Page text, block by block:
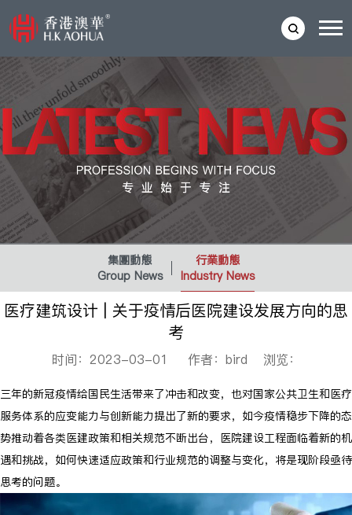
集團動態
Group News
行業動態
Industry News
医疗建筑设计 | 关于疫情后医院建设发展方向的思
考
时间：2023-03-01 作者：bird 浏览：
三年的新冠疫情给国民生活带来了冲击和改变，也对国家公共卫生和医疗
服务体系的应变能力与创新能力提出了新的要求，如今疫情稳步下降的态
势推动着各类医建政策和相关规范不断出台，医院建设工程面临着新的机
遇和挑战，如何快速适应政策和行业规范的调整与变化，将是现阶段亟待
思考的问题。